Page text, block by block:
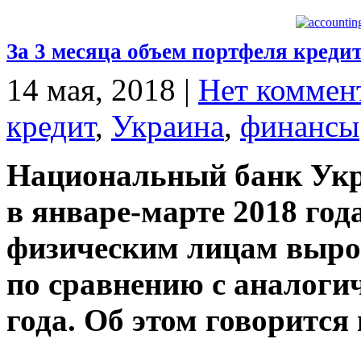
За 3 месяца объем портфеля
14 мая, 2018 | Нет
кредит, Украина, финансы
Национальный банк
в январе-марте 2018
физическим лицам
по сравнению с
года. Об этом